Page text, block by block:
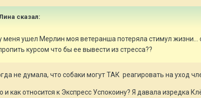
сказал:
меня ушел Мерлин моя ветеранша потеряла стимул
курсом что бы ее вывести из стресса??
не думала, что собаки могут ТАК реагировать на уход
и как относится к Экспресс Успокоину? Я давала изредка